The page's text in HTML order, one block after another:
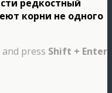
редкостный
корни не одного
press Shift + Enter